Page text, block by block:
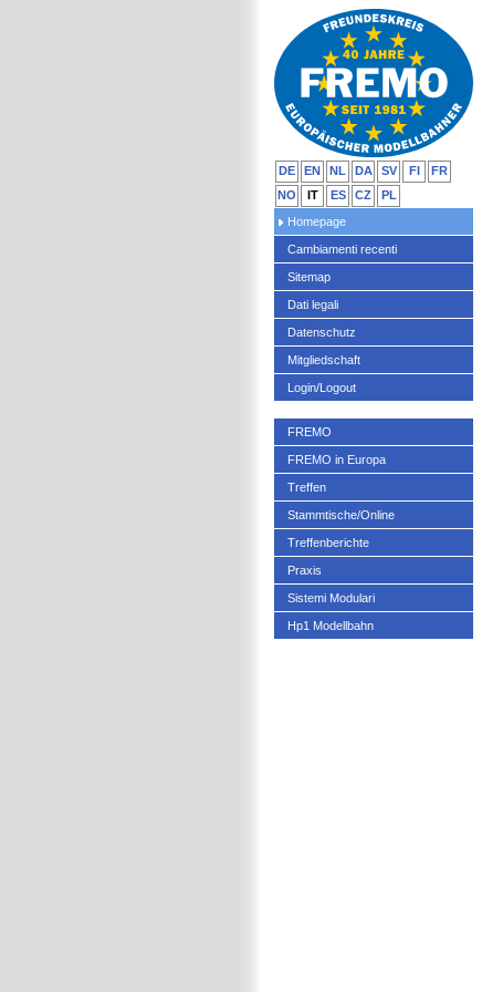
DE EN NL DA SV FI
FR
NO
IT ES CZ
PL
Homepage
Cambiamenti recenti
Sitemap
Dati legali
Datenschutz
Mitgliedschaft
Login/Logout
FREMO
FREMO in Europa
Treffen
Stammtische/Online
Treffenberichte
Praxis
Sistemi Modulari
Hp1 Modellbahn